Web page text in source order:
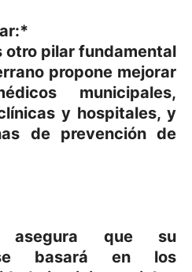
otro pilar fundamental
propone mejorar
municipales,
y hospitales, y
de prevención de
asegura que su
se basará en los